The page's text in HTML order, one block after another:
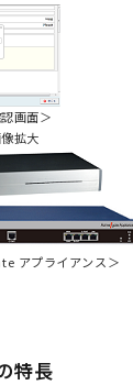
画面＞
拡大
アプライアンス＞
特長